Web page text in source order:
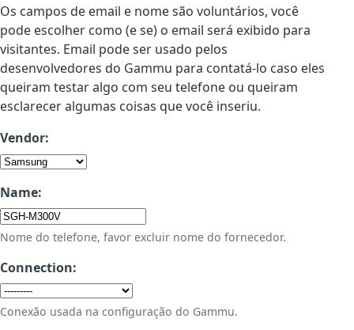
Os campos de email e nome são voluntários, você
pode escolher como (e se) o email será exibido para
visitantes. Email pode ser usado pelos
desenvolvedores do Gammu para contatá-lo caso eles
queiram testar algo com seu telefone ou queiram
esclarecer algumas coisas que você inseriu.
Vendor:
Name:
Nome do telefone, favor excluir nome do fornecedor.
Connection:
Conexão usada na configuração do Gammu.